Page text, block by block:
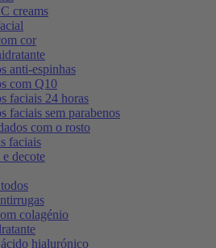
creams
cor
anti-espinhas
com Q10
faciais 24 horas
faciais sem parabenos
com o rosto
faciais
e decote
colagénio
hialurónico